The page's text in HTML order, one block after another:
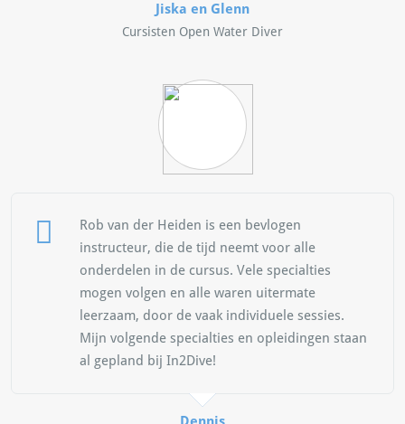
Jiska en Glenn
Cursisten Open Water Diver
Rob van der Heiden is een bevlogen
instructeur, die de tijd neemt voor alle
onderdelen in de cursus. Vele specialties
mogen volgen en alle waren uitermate
leerzaam, door de vaak individuele sessies.
Mijn volgende specialties en opleidingen staan
al gepland bij In2Dive!